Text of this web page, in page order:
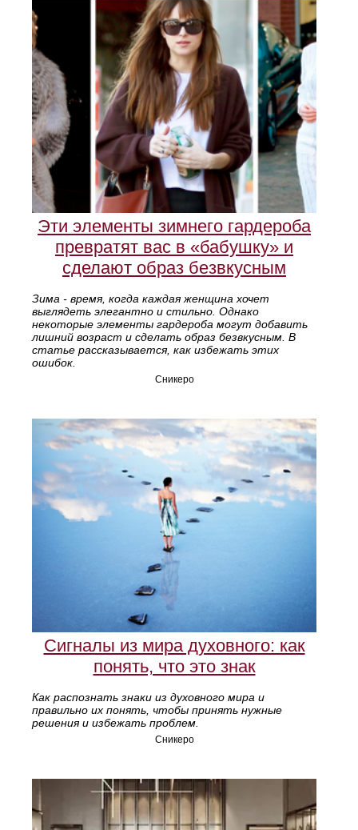
Эти элементы зимнего гардероба
превратят вас в «бабушку» и
сделают образ безвкусным
Зима - время, когда каждая женщина хочет
выглядеть элегантно и стильно. Однако
некоторые элементы гардероба могут добавить
лишний возраст и сделать образ безвкусным. В
статье рассказывается, как избежать этих
ошибок.
Сникеро
Сигналы из мира духовного: как
понять, что это знак
Как распознать знаки из духовного мира и
правильно их понять, чтобы принять нужные
решения и избежать проблем.
Сникеро